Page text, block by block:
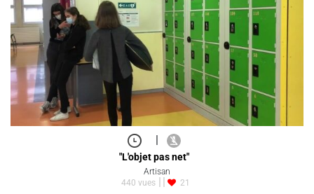
"L'objet pas net"
Artisan
440 vues
21